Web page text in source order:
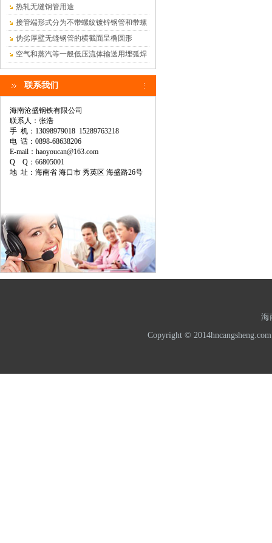
位
热轧无缝钢管用途
接管端形式分为不带螺纹镀锌钢管和带螺
纹镀锌钢管
伪劣厚壁无缝钢管的横截面呈椭圆形
空气和蒸汽等一般低压流体输送用埋弧焊
钢管
联系我们
海南沧盛钢铁有限公司
联系人：张浩
手 机：13098979018 15289763218
电 话：0898-68638206
E-mail：haoyoucan@163.com
Q Q：66805001
地 址：海南省 海口市 秀英区 海盛路26号
海
Copyright ©